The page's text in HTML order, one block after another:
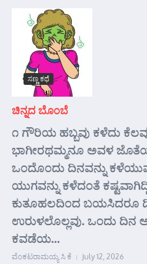
ಸಣ್ಣ ಕಥೆ
ಚಿನ್ನದ ಬೊಂಬೆ
೧ ಗೌರಿಯ ಹಬ್ಬವು ಕಳೆದು ಕೆಲವು
ಭಾಗೀರಥಮ್ಮನೂ ಅವಳ
ಒಂದೊಂದು ದಿನವನ್ನು
ಯುಗವನ್ನು ಕಳೆದಂತೆ
ಕುತೂಹಲದಿಂದ ಬಯಸಿದರೂ
ಉರುಳಲೊಲ್ಲವು. ಒಂದು ದಿನ
ಕವಡೆಯ...
ವೆಂಕಟರಾಮಯ್ಯ ಸಿ ಕೆ July 12, 2026